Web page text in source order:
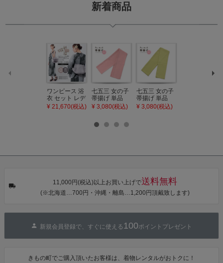
新着商品
ワンピース 浴
衣 セット レデ
ィース 吸水速
乾 ポリエステ
カシュクール
ワンピース 簡
単着付け 大人
¥ 21,670(税込)
七五三 女の子
帯揚げ 単品
「灰桃色」日
本製 7歳 女児
びあげ 和装 着
¥ 3,080(税込)
七五三 女の子
帯揚げ 単品
「若葉色」日
本製 7歳 女児
¥ 3,080(税込)
11,000円(税込)以上お買い上げで送料無料
(※北海道…700円・沖縄・離島…1,200円頂戴致します)
新規会員登録で、すぐに使える 100ポイントプレゼント
きもの町でご購入頂いたお客様は、着物レンタルがおトクに！